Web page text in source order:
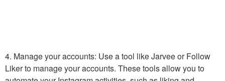
4. Manage your accounts: Use a tool like Jarvee or Follow
Liker to manage your accounts. These tools allow you to